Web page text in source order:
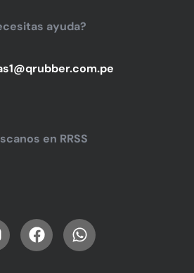
ayuda?
en RRSS